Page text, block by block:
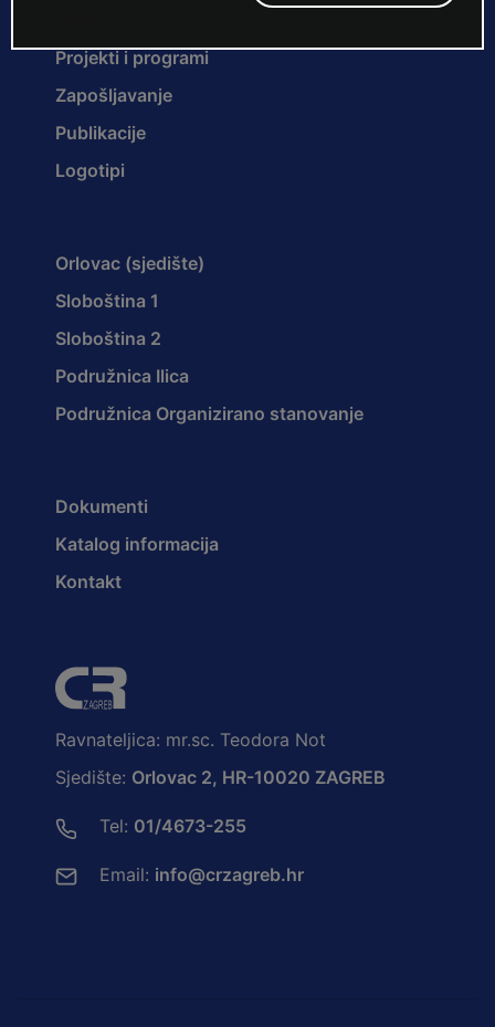
Projekti i programi
Zapošljavanje
Publikacije
Logotipi
Orlovac (sjedište)
Sloboština 1
Sloboština 2
Podružnica Ilica
Podružnica Organizirano stanovanje
Dokumenti
Katalog informacija
Kontakt
Ravnateljica: mr.sc. Teodora Not
Sjedište: Orlovac 2, HR-10020 ZAGREB
Tel: 01/4673-255
Email: info@crzagreb.hr